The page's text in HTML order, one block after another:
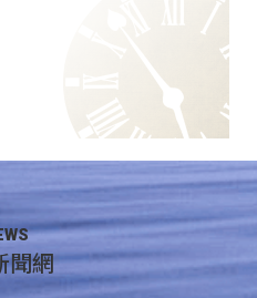
聞網